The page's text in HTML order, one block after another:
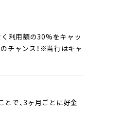
利用額の30%をキャッ
チャンス！※当行はキャ
で、3ヶ月ごとに好金